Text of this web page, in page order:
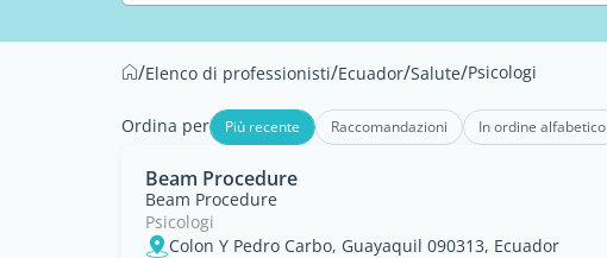
/Elenco di professionisti/Ecuador/Salute/Psicologi
Ordina per Più recente Raccomandazioni In ordine alfabetico
Beam Procedure
Beam Procedure
Psicologi
Colon Y Pedro Carbo, Guayaquil 090313, Ecuador